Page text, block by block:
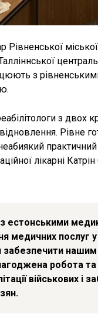
Рівненської
з
з двох
Рівне
лікарні
естонськими
медичних послуг у
нашим
робота та
військових